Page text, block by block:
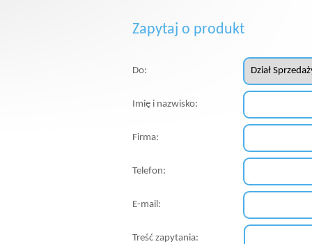
Zapytaj o produkt
Do:
Imię i nazwisko:
Firma:
Telefon:
E-mail:
Treść zapytania: